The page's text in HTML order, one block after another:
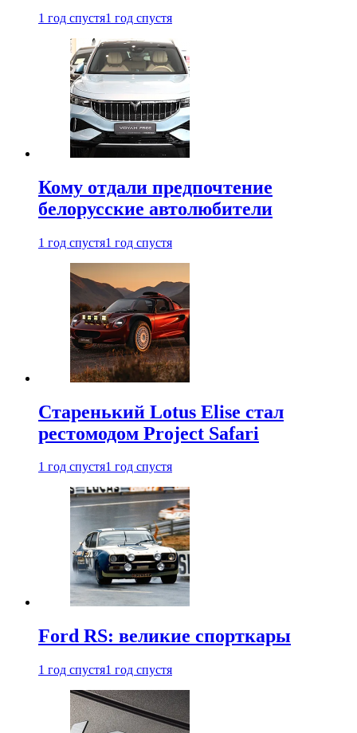
1 год спустя1 год спустя
Кому отдали предпочтение
белорусские автолюбители
1 год спустя1 год спустя
Старенький Lotus Elise стал
рестомодом Project Safari
1 год спустя1 год спустя
Ford RS: великие спорткары
1 год спустя1 год спустя